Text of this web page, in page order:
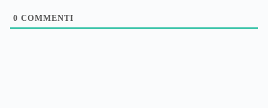
0 COMMENTI